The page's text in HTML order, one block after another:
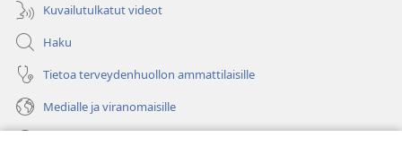
Kuvailutulkatut videot
Haku
Tietoa terveydenhuollon ammattilaisille
Medialle ja viranomaisille